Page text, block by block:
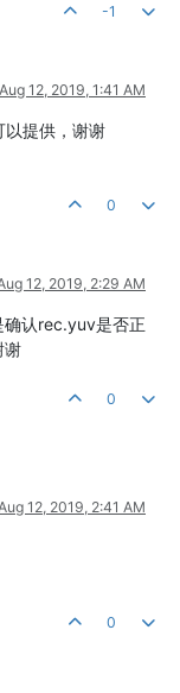
-1
Aug 12, 2019, 1:41 AM
以提供，谢谢
0
12, 2019, 2:29 AM
确认rec.yuv是否正
谢
0
12, 2019, 2:41 AM
0